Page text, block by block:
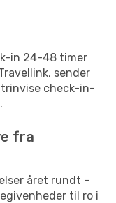
in 24-48 timer
sender
check-in-
fra
året rundt –
til ro i